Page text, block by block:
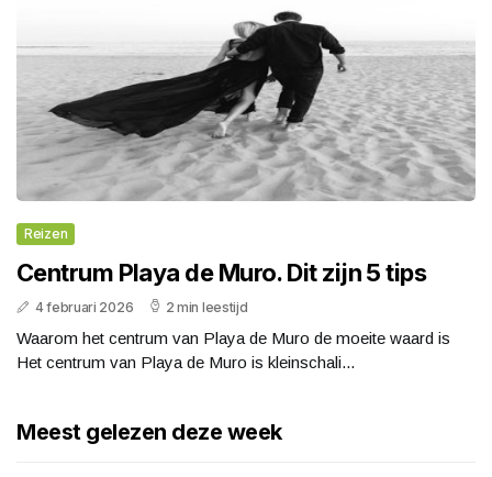
Reizen
Centrum Playa de Muro. Dit zijn 5 tips
4 februari 2026 2 min leestijd
Waarom het centrum van Playa de Muro de moeite waard is
Het centrum van Playa de Muro is kleinschali...
Meest gelezen deze week